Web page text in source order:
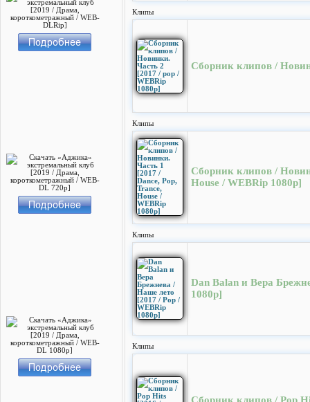
Клипы
Сборник клипов /
Клипы
Сборник клипов /
House / WEBRip 1080p]
Клипы
Dan Balan и Вера
1080p]
Клипы